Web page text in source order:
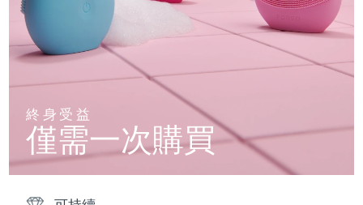
終身受益
僅需一次購買